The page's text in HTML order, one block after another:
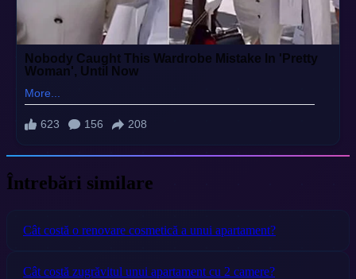
Întrebări similare
Cât costă o renovare cosmetică a unui apartament?
Cât costă zugrăvitul unui apartament cu 2 camere?